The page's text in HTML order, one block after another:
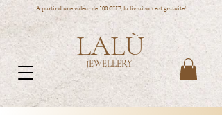
A partir d'une valeur de 100 CHF, la livraison est gratuite!
LALÙ
JEWELLERY